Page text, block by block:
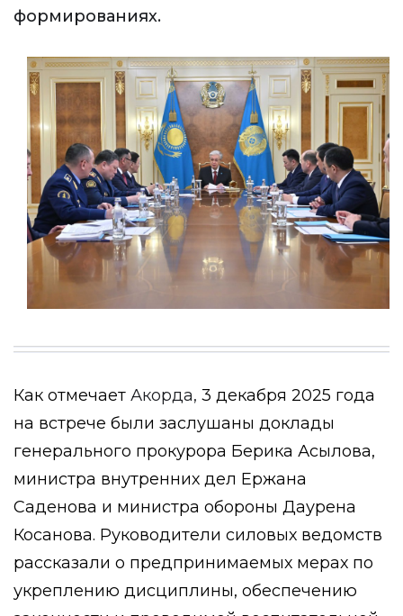
формированиях.
Как отмечает Акорда, 3 декабря 2025 года
на встрече были заслушаны доклады
генерального прокурора Берика Асылова,
министра внутренних дел Ержана
Саденова и министра обороны Даурена
Косанова. Руководители силовых ведомств
рассказали о предпринимаемых мерах по
укреплению дисциплины, обеспечению